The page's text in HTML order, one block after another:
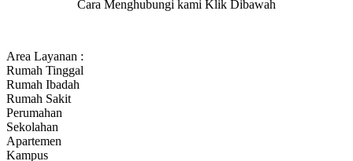
Cara Menghubungi kami Klik Dibawah
Area Layanan :
Rumah Tinggal
Rumah Ibadah
Rumah Sakit
Perumahan
Sekolahan
Apartemen
Kampus